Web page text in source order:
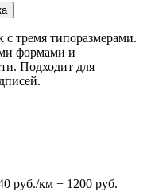
тремя типоразмерами.
формами и
Подходит для
руб./км + 1200 руб.